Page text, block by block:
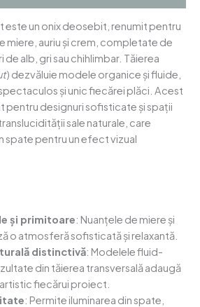
este un onix deosebit, renumit pentru
miere, auriu și crem, completate de
alb, gri sau chihlimbar. Tăierea
) dezvăluie modele organice și fluide,
și unic fiecărei plăci. Acest
pentru designuri sofisticate și spații
sale naturale, care
spate pentru un efect vizual
și primitoare: Nuanțele de miere și
o atmosferă sofisticată și relaxantă.
distinctivă: Modelele fluid-
din tăierea transversală adaugă
fiecărui proiect.
: Permite iluminarea din spate,